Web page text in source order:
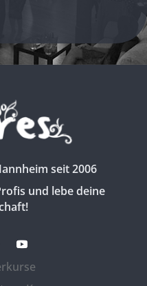
seit 2006
und lebe deine